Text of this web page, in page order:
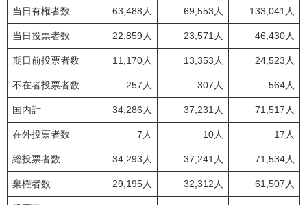
当日有権者数 63,488人 69,553人 133,041人
当日投票者数 22,859人 23,571人 46,430人
期日前投票者数 11,170人 13,353人 24,523人
不在者投票者数 257人 307人 564人
国内計 34,286人 37,231人 71,517人
在外投票者数 7人 10人 17人
総投票者数 34,293人 37,241人 71,534人
棄権者数 29,195人 32,312人 61,507人